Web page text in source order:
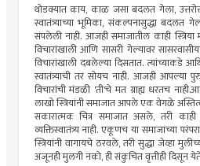
थोडक्यात काय, काळ जसा बदलत गेला,
स्वातंत्र्याच्या भूमिका, संकल्पनासुद्धा बदलत
संपलेली नाही. आजही समाजातील काही
विचारांखाली आणि सासरी गेल्यावर
विचारांखाली दबलेल्या दिसतात. त्यांच्याकडे
स्वातंत्र्याची तर सोयच नाही. आजही आपल्या
विचारांची मंडळी 'ती'चे मत ग्राह्य धरतच
लाखो स्त्रियांनी समाजात आपले एक वेगळे
सकारात्मक चित्र समाजात असले, तरी
व्यक्तिस्वातंत्र्य नाही. एकूणच या समाजाच्या
स्त्रियांनी वागायचे ठरवले, तरी सुद्धा जेव्हा
अजूनही मुलगी नको, ही संकुचित वृत्तीही दिसून